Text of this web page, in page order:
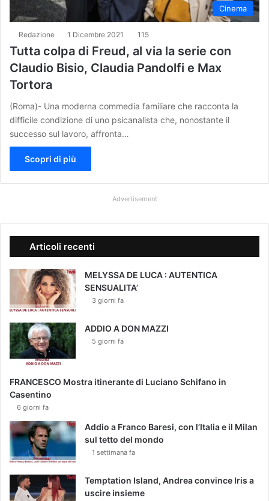
Cinema
Redazione 1 Dicembre 2021 115
Tutta colpa di Freud, al via la serie con
Claudio Bisio, Claudia Pandolfi e Max
Tortora
(Roma)- Una moderna commedia familiare che racconta la
difficile condizione di uno psicanalista che, nonostante il
successo sul lavoro, affronta…
Scopri di più
Advertisement
Articoli recenti
MELYSSA DE LUCA : AUTENTICA
SENSUALITA’
3 giorni fa
ADDIO A DON MAZZI
5 giorni fa
FRANCESCO Mostra itinerante di Luciano Schifano in
Casentino
6 giorni fa
Addio a Franco Baresi, con l’Italia e il Milan
sul tetto del mondo
1 settimana fa
Temptation Island, Andrea convince Iris a
uscire insieme